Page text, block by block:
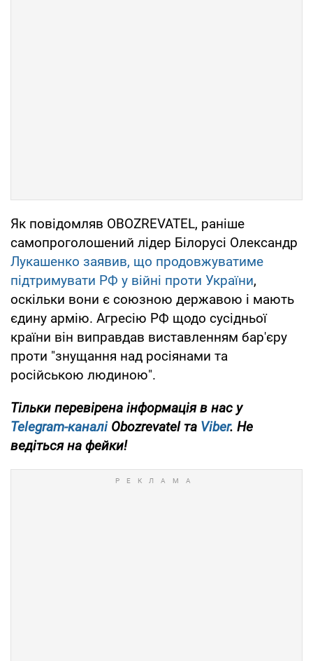
Як повідомляв OBOZREVATEL, раніше
самопроголошений лідер Білорусі Олександр
Лукашенко заявив, що продовжуватиме
підтримувати РФ у війні проти України,
оскільки вони є союзною державою і мають
єдину армію. Агресію РФ щодо сусідньої
країни він виправдав виставленням бар'єру
проти "знущання над росіянами та
російською людиною".
Тільки перевірена інформація в нас у
Telegram-каналіObozrevatel та Viber. Не
ведіться на фейки!